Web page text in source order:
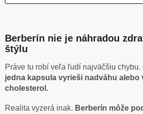
Berberín nie je náhradou
štýlu
Práve tu robí veľa ľudí najväčšiu chybu.
jedna kapsula vyrieši nadváhu alebo
cholesterol.
Realita vyzerá inak. Berberín môže